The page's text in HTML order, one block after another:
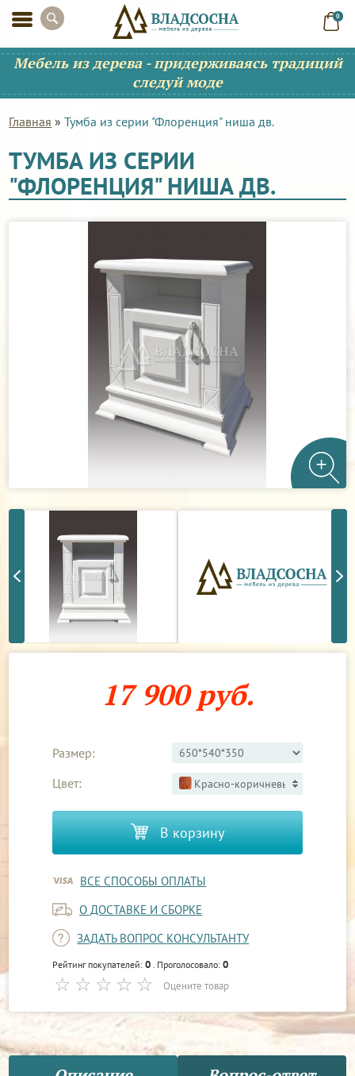
0
Мебель из дерева - придерживаясь традиций
следуй моде
Главная »Тумба из серии "Флоренция" ниша дв.
ТУМБА ИЗ СЕРИИ
"ФЛОРЕНЦИЯ" НИША ДВ.
17 900 руб.
Размер:
Цвет:
Красно-коричневый 2
В корзину
ВСЕ СПОСОБЫ ОПЛАТЫ
О ДОСТАВКЕ И СБОРКЕ
ЗАДАТЬ ВОПРОС КОНСУЛЬТАНТУ
Рейтинг покупателей:0 . Проголосовало:0
Оцените товар